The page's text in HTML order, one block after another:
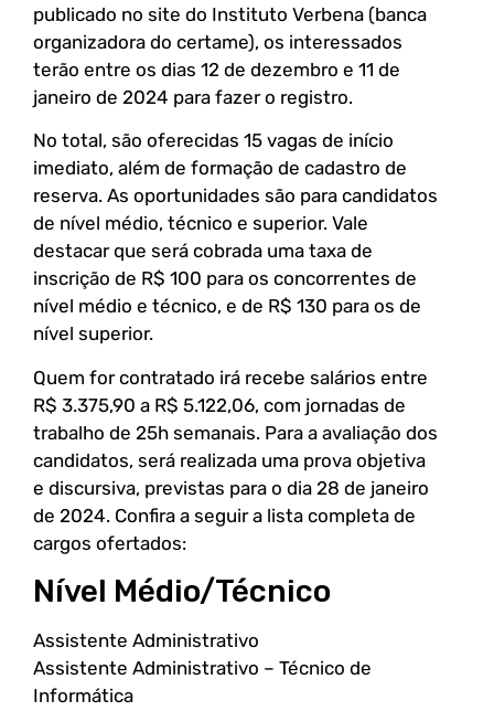
publicado no site do Instituto Verbena (banca
organizadora do certame), os interessados
terão entre os dias 12 de dezembro e 11 de
janeiro de 2024 para fazer o registro.
No total, são oferecidas 15 vagas de início
imediato, além de formação de cadastro de
reserva. As oportunidades são para candidatos
de nível médio, técnico e superior. Vale
destacar que será cobrada uma taxa de
inscrição de R$ 100 para os concorrentes de
nível médio e técnico, e de R$ 130 para os de
nível superior.
Quem for contratado irá recebe salários entre
R$ 3.375,90 a R$ 5.122,06, com jornadas de
trabalho de 25h semanais. Para a avaliação dos
candidatos, será realizada uma prova objetiva
e discursiva, previstas para o dia 28 de janeiro
de 2024. Confira a seguir a lista completa de
cargos ofertados:
Nível Médio/Técnico
Assistente Administrativo
Assistente Administrativo – Técnico de
Informática